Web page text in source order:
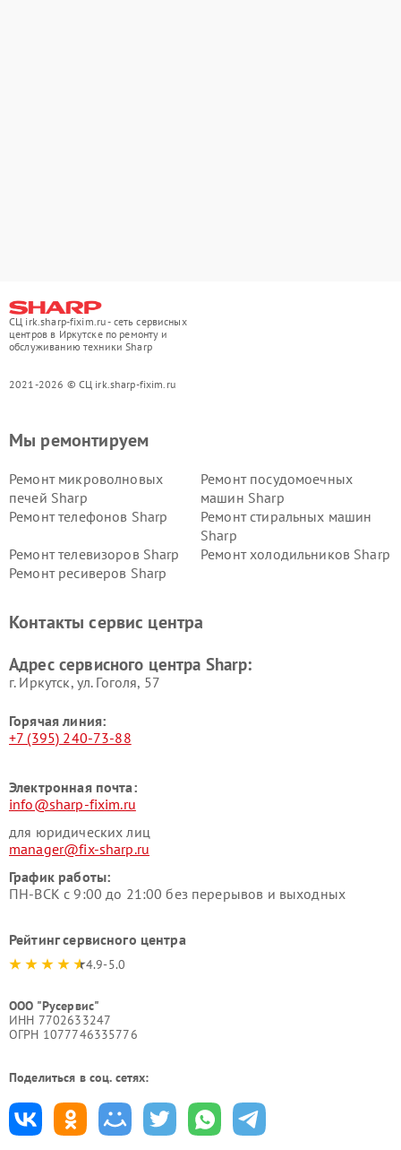
СЦ irk.sharp-fixim.ru - сеть сервисных
центров в Иркутске по ремонту и
обслуживанию техники Sharp
2021-2026 © СЦ irk.sharp-fixim.ru
Мы ремонтируем
Ремонт микроволновых
печей Sharp
Ремонт посудомоечных
машин Sharp
Ремонт телефонов Sharp
Ремонт стиральных машин
Sharp
Ремонт телевизоров Sharp
Ремонт холодильников Sharp
Ремонт ресиверов Sharp
Контакты сервис центра
Адрес сервисного центра Sharp:
г. Иркутск, ул. ​Гоголя, 57
Горячая линия:
+7 (395) 240-73-88
Электронная почта:
info@sharp-fixim.ru
для юридических лиц
manager@fix-sharp.ru
График работы:
ПН-ВСК с 9:00 до 21:00 без перерывов и выходных
Рейтинг сервисного центра
4.9-5.0
ООО "Русервис"
ИНН 7702633247
ОГРН 1077746335776
Поделиться в соц. сетях: